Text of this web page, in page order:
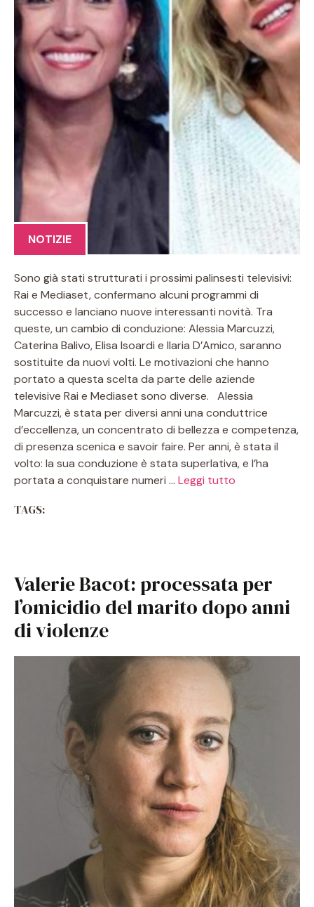
NOTIZIE
Sono già stati strutturati i prossimi palinsesti televisivi:
Rai e Mediaset, confermano alcuni programmi di
successo e lanciano nuove interessanti novità. Tra
queste, un cambio di conduzione: Alessia Marcuzzi,
Caterina Balivo, Elisa Isoardi e Ilaria D’Amico, saranno
sostituite da nuovi volti. Le motivazioni che hanno
portato a questa scelta da parte delle aziende
televisive Rai e Mediaset sono diverse. Alessia
Marcuzzi, è stata per diversi anni una conduttrice
d’eccellenza, un concentrato di bellezza e competenza,
di presenza scenica e savoir faire. Per anni, è stata il
volto: la sua conduzione è stata superlativa, e l’ha
portata a conquistare numeri … Leggi tutto
TAGS:
Valerie Bacot: processata per
l’omicidio del marito dopo anni
di violenze